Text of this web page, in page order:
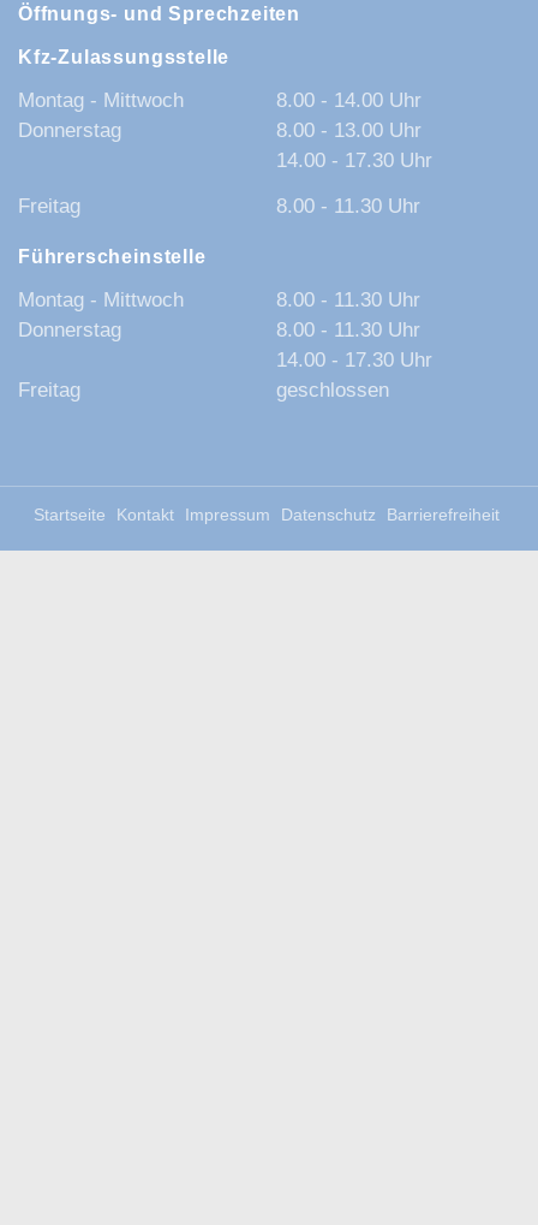
Öffnungs- und Sprechzeiten
Kfz-Zulassungsstelle
Montag - Mittwoch
8.00 - 14.00 Uhr
Donnerstag
8.00 - 13.00 Uhr
14.00 - 17.30 Uhr
Freitag
8.00 - 11.30 Uhr
Führerscheinstelle
Montag - Mittwoch
8.00 - 11.30 Uhr
Donnerstag
8.00 - 11.30 Uhr
14.00 - 17.30 Uhr
Freitag
geschlossen
Startseite Kontakt Impressum Datenschutz Barrierefreiheit